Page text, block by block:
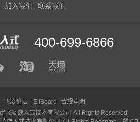
加入我们 联系我们
400-699-6866
飞凌论坛 ElfBoard
合规声明
飞凌嵌入式技术有限公司 All Rights Reserved